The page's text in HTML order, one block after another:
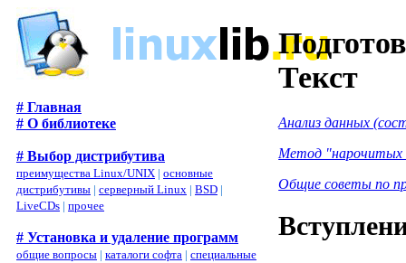
# Главная
# О библиотеке
# Выбор дистрибутива
преимущества Linux/UNIX | основные
дистрибутивы | серверный Linux | BSD |
LiveCDs | прочее
# Установка и удаление программ
общие вопросы | каталоги софта | специальные
Текст
Анализ данных
Метод "нарочитых
Общие советы по